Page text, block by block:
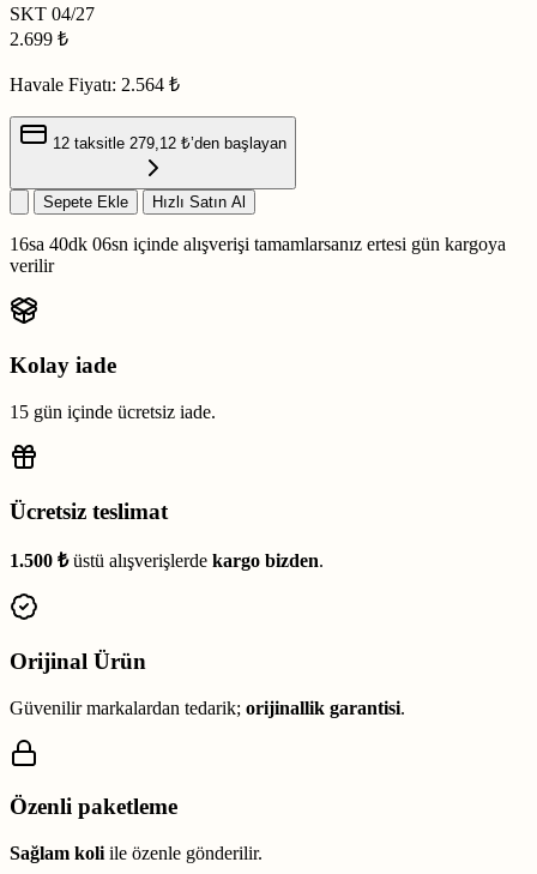
SKT 04/27
2.699 ₺
Havale Fiyatı: 2.564 ₺
12 taksitle 279,12 ₺’den başlayan
Sepete Ekle Hızlı Satın Al
16sa 40dk 05sn içinde alışverişi tamamlarsanız ertesi gün kargoya
verilir
Kolay iade
15 gün içinde ücretsiz iade.
Ücretsiz teslimat
1.500 ₺üstü alışverişlerde kargo bizden.
Orijinal Ürün
Güvenilir markalardan tedarik; orijinallik garantisi.
Özenli paketleme
Sağlam koli ile özenle gönderilir.